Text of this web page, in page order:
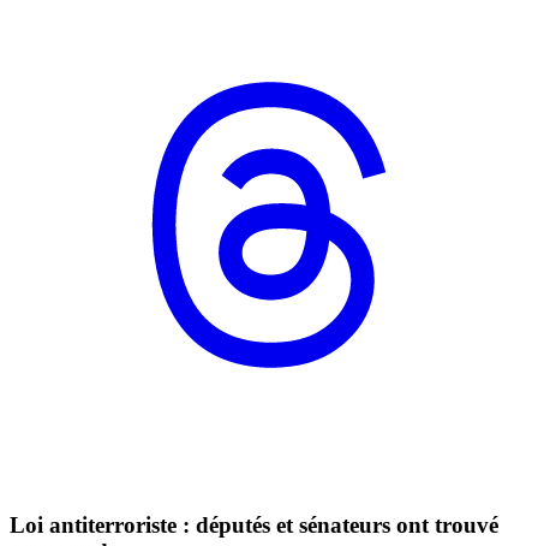
Loi antiterroriste : députés et sénateurs ont trouvé